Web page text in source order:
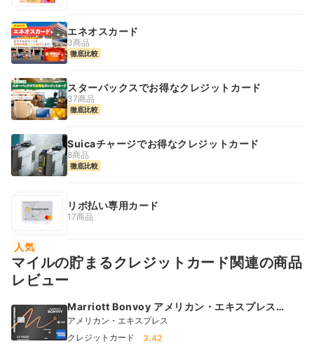
エネオスカード
3商品
徹底比較
スターバックスでお得なクレジットカード
37商品
徹底比較
Suicaチャージでお得なクレジットカード
8商品
徹底比較
リボ払い専用カード
17商品
人気
マイルの貯まるクレジットカード関連の商品
レビュー
Marriott Bonvoy アメリカン・エキスプレス・
カード
アメリカン・エキスプレス
クレジットカード
3.42